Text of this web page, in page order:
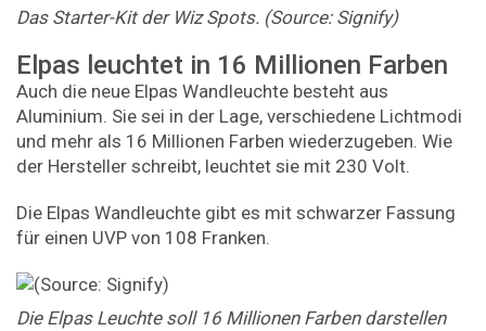
Das Starter-Kit der Wiz Spots. (Source: Signify)
Elpas leuchtet in 16 Millionen Farben
Auch die neue Elpas Wandleuchte besteht aus
Aluminium. Sie sei in der Lage, verschiedene Lichtmodi
und mehr als 16 Millionen Farben wiederzugeben. Wie
der Hersteller schreibt, leuchtet sie mit 230 Volt.
Die Elpas Wandleuchte gibt es mit schwarzer Fassung
für einen UVP von 108 Franken.
Die Elpas Leuchte soll 16 Millionen Farben darstellen